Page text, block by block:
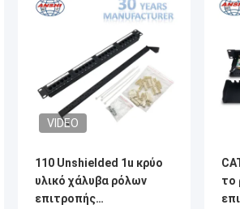
VIDEO
110 Unshielded 1u κρύο
υλικό χάλυβα ρόλων
επιτροπής
το